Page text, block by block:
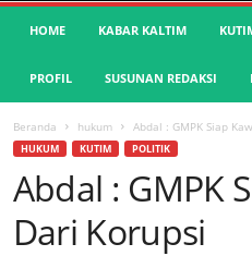
HOME KABAR KALTIM
PROFIL SUSUNAN REDAKSI
Beranda hukum Abdal : GMPK Siap
HUKUM KUTIM POLITIK
Abdal : GMPK
Dari Korupsi